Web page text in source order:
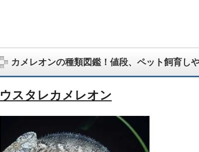
カメレオンの種類図鑑！値段、ペット飼育し
ウスタレカメレオン